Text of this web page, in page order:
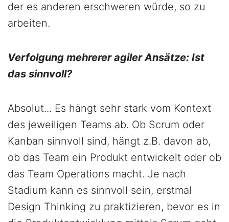
der es anderen erschweren würde, so zu
arbeiten.
Verfolgung mehrerer agiler Ansätze: Ist
das sinnvoll?
Absolut... Es hängt sehr stark vom Kontext
des jeweiligen Teams ab. Ob Scrum oder
Kanban sinnvoll sind, hängt z.B. davon ab,
ob das Team ein Produkt entwickelt oder ob
das Team Operations macht. Je nach
Stadium kann es sinnvoll sein, erstmal
Design Thinking zu praktizieren, bevor es in